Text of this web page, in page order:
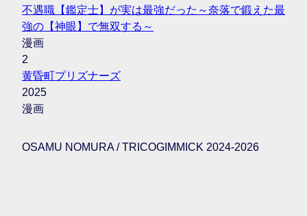
不遇職【鑑定士】が実は最強だった～奈落で鍛えた最
強の【神眼】で無双する～
漫画
2
黄昏町プリズナーズ
2025
漫画
OSAMU NOMURA / TRICOGIMMICK 2024-2026